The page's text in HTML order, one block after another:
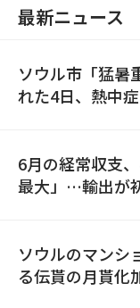
最新ニュース
ソウル市「猛暑
れた4日、熱中
6月の経常収支
最大」…輸出が
ソウルのマンシ
る伝貰の月貰化